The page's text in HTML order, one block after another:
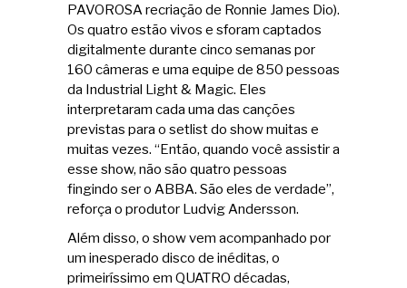
PAVOROSA recriação de Ronnie James Dio).
Os quatro estão vivos e sforam captados
digitalmente durante cinco semanas por
160 câmeras e uma equipe de 850 pessoas
da Industrial Light & Magic. Eles
interpretaram cada uma das canções
previstas para o setlist do show muitas e
muitas vezes. “Então, quando você assistir a
esse show, não são quatro pessoas
fingindo ser o ABBA. São eles de verdade”,
reforça o produtor Ludvig Andersson.
Além disso, o show vem acompanhado por
um inesperado disco de inéditas, o
primeiríssimo em QUATRO décadas,